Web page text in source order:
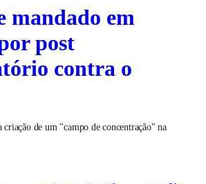
mandado em
post
contra o
de um "campo de concentração" na